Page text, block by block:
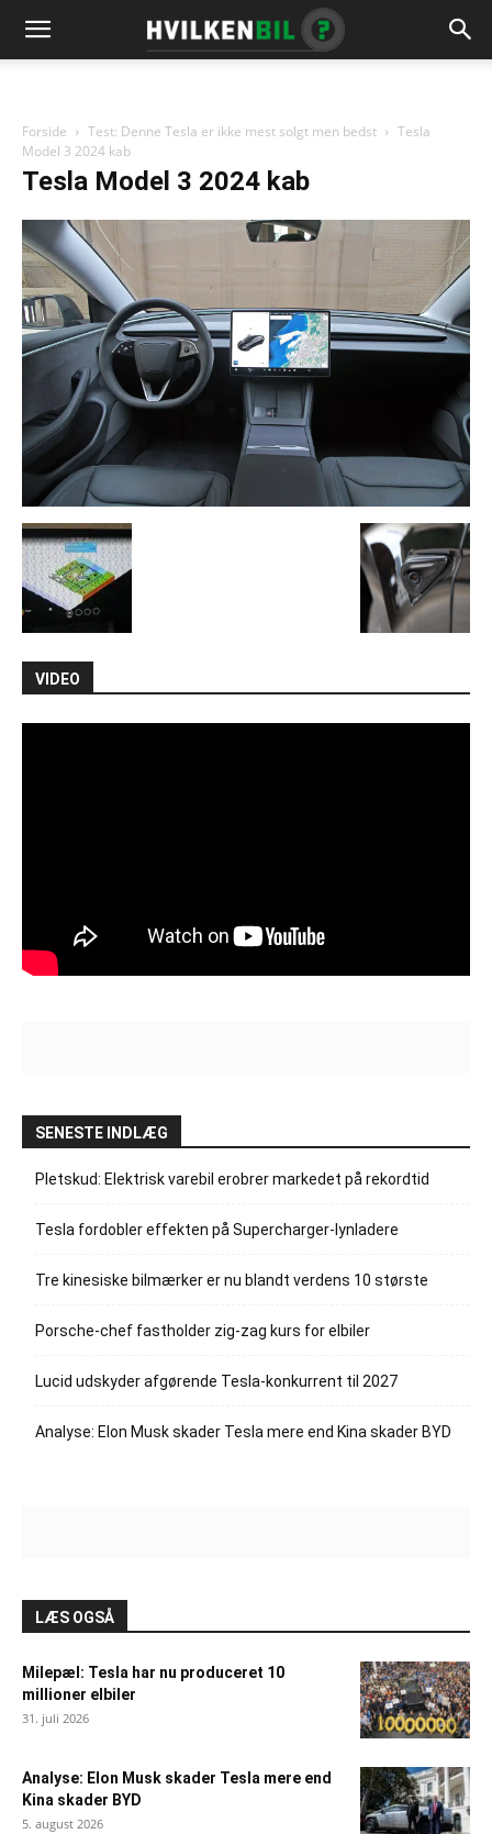
Forside Test: Denne Tesla er ikke mest solgt men bedst
Tesla
Model 3 2024 kab
Tesla Model 3 2024 kab
VIDEO
SENESTE INDLÆG
Pletskud: Elektrisk varebil erobrer markedet på rekordtid
Tesla fordobler effekten på Supercharger-lynladere
Tre kinesiske bilmærker er nu blandt verdens 10 største
Porsche-chef fastholder zig-zag kurs for elbiler
Lucid udskyder afgørende Tesla-konkurrent til 2027
Analyse: Elon Musk skader Tesla mere end Kina skader BYD
LÆS OGSÅ
Milepæl: Tesla har nu produceret 10
millioner elbiler
31. juli 2026
Analyse: Elon Musk skader Tesla mere end
Kina skader BYD
5. august 2026